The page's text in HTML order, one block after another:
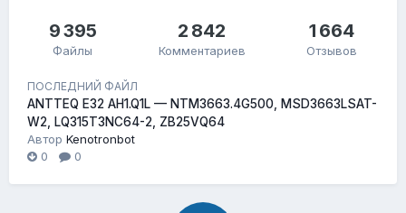
9 395
Файлы
2 842
Комментариев
1 664
Отзывов
ПОСЛЕДНИЙ ФАЙЛ
ANTTEQ E32 AH1.Q1L — NTM3663.4G500, MSD3663LSAT-
W2, LQ315T3NC64-2, ZB25VQ64
Автор Kenotronbot
0
0